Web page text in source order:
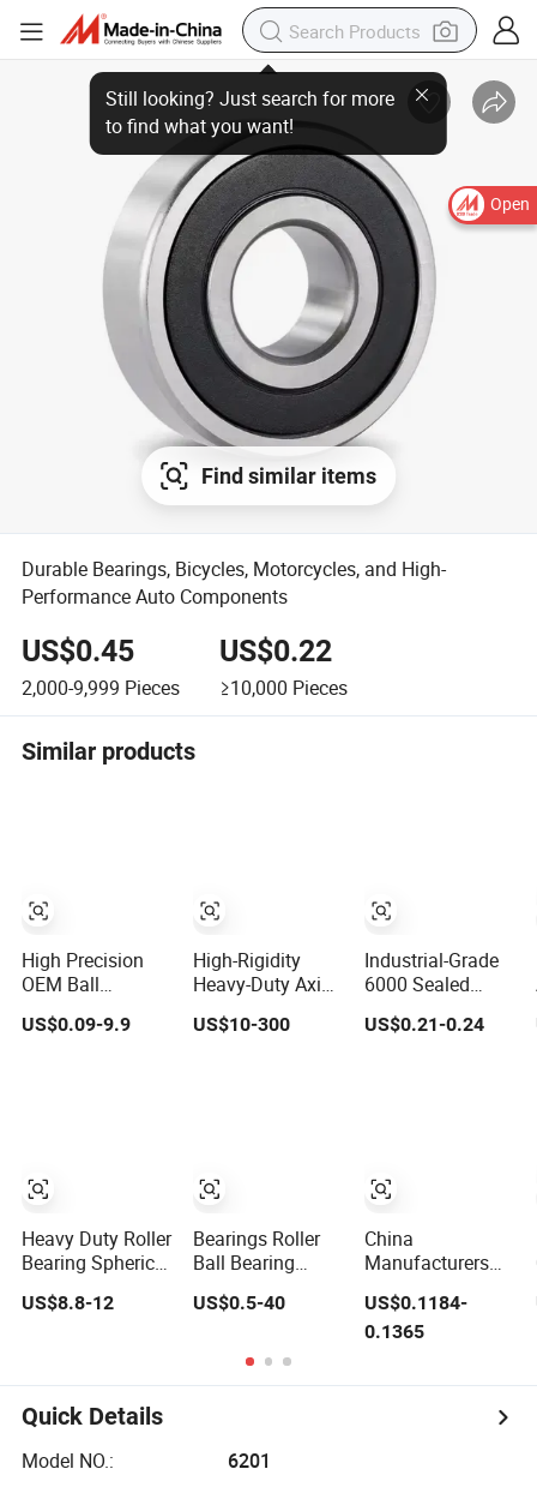
Open
Find similar items
Durable Bearings, Bicycles, Motorcycles, and High-
Performance Auto Components
US$0.45
2,000-9,999 Pieces
US$0.22
≥10,000 Pieces
Similar products
High Precision
OEM Ball
Bearings -
SKF/NSK/NTN/Koyo/NACHI
US$0.09-9.9
Heavy Duty Roller
Bearing Spherical
for Mining
222 223 Series
22210 22212
22220 NTN ball-
bearings 1688
US$8.8-12
High-Rigidity
Heavy-Duty Axial-
Adjustable N
Type Cylindrical
US$10-300
Bearings Roller
Ball Bearing
Bearings Pillow
with Chrome
Steel Gcr15
US$0.5-40
Industrial-Grade
6000 Sealed
Bearing
10X26X8mm
US$0.21-0.24
China
Manufacturers
Heavy Duty
Thrust Ball
51106 51107
US$0.1184-
0.1365
Quick Details
Model NO.:
6201